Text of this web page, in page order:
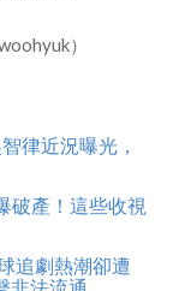
）
律近況曝光，
破產！這些收視
追劇熱潮卻遭